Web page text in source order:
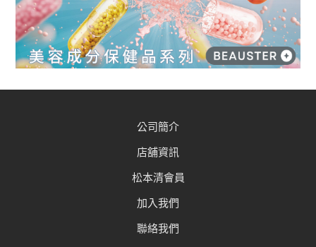
公司簡介
店舖資訊
松本清會員
加入我們
聯絡我們